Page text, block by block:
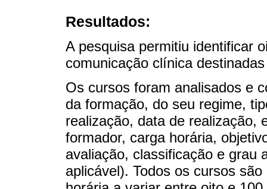
Resultados:
A pesquisa permitiu identificar
comunicação clínica
Os cursos foram analisados e
da formação, do seu regime,
realização, data de realização,
formador, carga horária,
avaliação, classificação e grau
aplicável). Todos os cursos